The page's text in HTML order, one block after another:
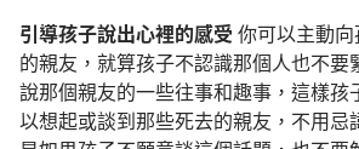
引導孩子說出心裡的感受 你可以主動
的親友，就算孩子不認識那個人也不要
說那個親友的一些往事和趣事，這樣孩
以想起或談到那些死去的親友，不用忌